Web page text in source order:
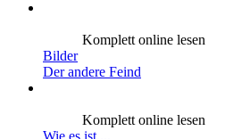
Komplett online lesen
Bilder
Der andere Feind
Komplett online lesen
Wie es ist....